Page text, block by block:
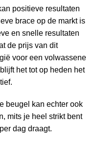
positieve resultaten
brace op de markt is
en snelle resultaten
de prijs van dit
voor een volwassene
het tot op heden het
beugel kan echter ook
mits je heel strikt bent
dag draagt.